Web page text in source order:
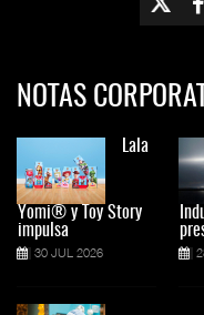
NOTAS
Lala
Yomi® y Toy Story
impulsa
30 JUL 2026